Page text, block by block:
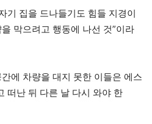
기 집을 드나들기도 힘들 지경이
막으려고 행동에 나선 것”이라
에 차량을 대지 못한 이들은 에스
떠난 뒤 다른 날 다시 와야 한